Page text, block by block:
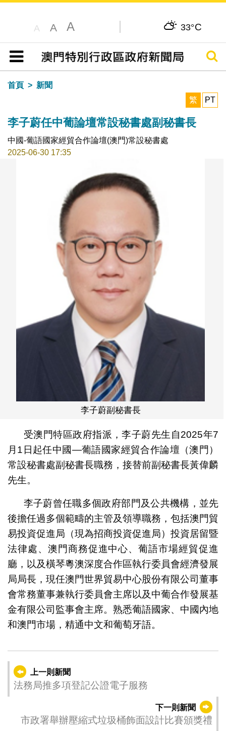
A A A 33°C
目錄
搜尋
首頁
新聞
繁
PT
李子蔚任中葡論壇常設秘書處副秘書長
中國-葡語國家經貿合作論壇(澳門)常設秘書處
2025-06-30 17:35
李子蔚副秘書長
受澳門特區政府指派，李子蔚先生自2025年7
月1日起任中國—葡語國家經貿合作論壇（澳門）
常設秘書處副秘書長職務，接替前副秘書長黃偉麟
先生。
李子蔚曾任職多個政府部門及公共機構，並先
後擔任過多個範疇的主管及領導職務，包括澳門貿
易投資促進局（現為招商投資促進局）投資居留暨
法律處、澳門商務促進中心、葡語市場經貿促進
廳，以及橫琴粵澳深度合作區執行委員會經濟發展
局局長，現任澳門世界貿易中心股份有限公司董事
會常務董事兼執行委員會主席以及中葡合作發展基
金有限公司監事會主席。熟悉葡語國家、中國內地
和澳門市場，精通中文和葡萄牙語。
上一則新聞
法務局推多項登記公證電子服務
下一則新聞
市政署舉辦壓縮式垃圾桶飾面設計比賽頒獎禮